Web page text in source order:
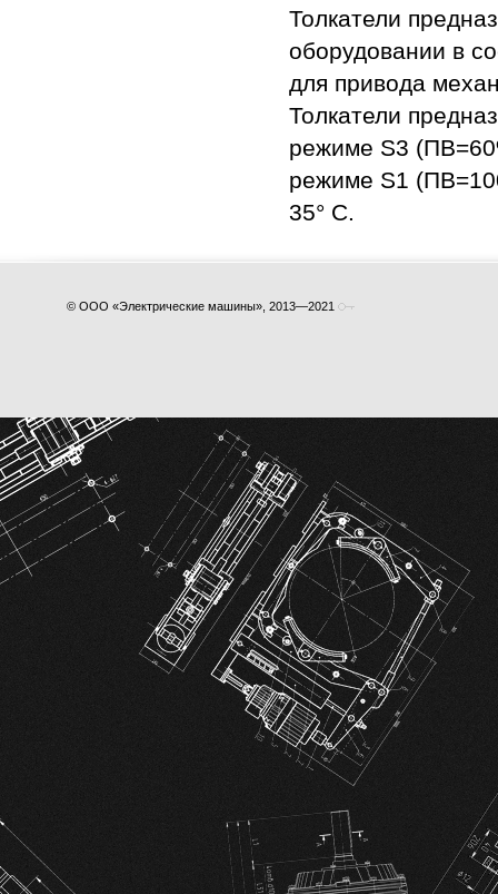
Толкатели
оборудовании в
для привода
Толкатели
режиме S3
режиме S1
35° С.
© ООО «Электрические машины» , 2013—2021